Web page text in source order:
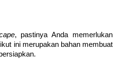
, pastinya Anda memerlukan